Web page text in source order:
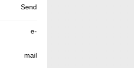
Send
e-
mail